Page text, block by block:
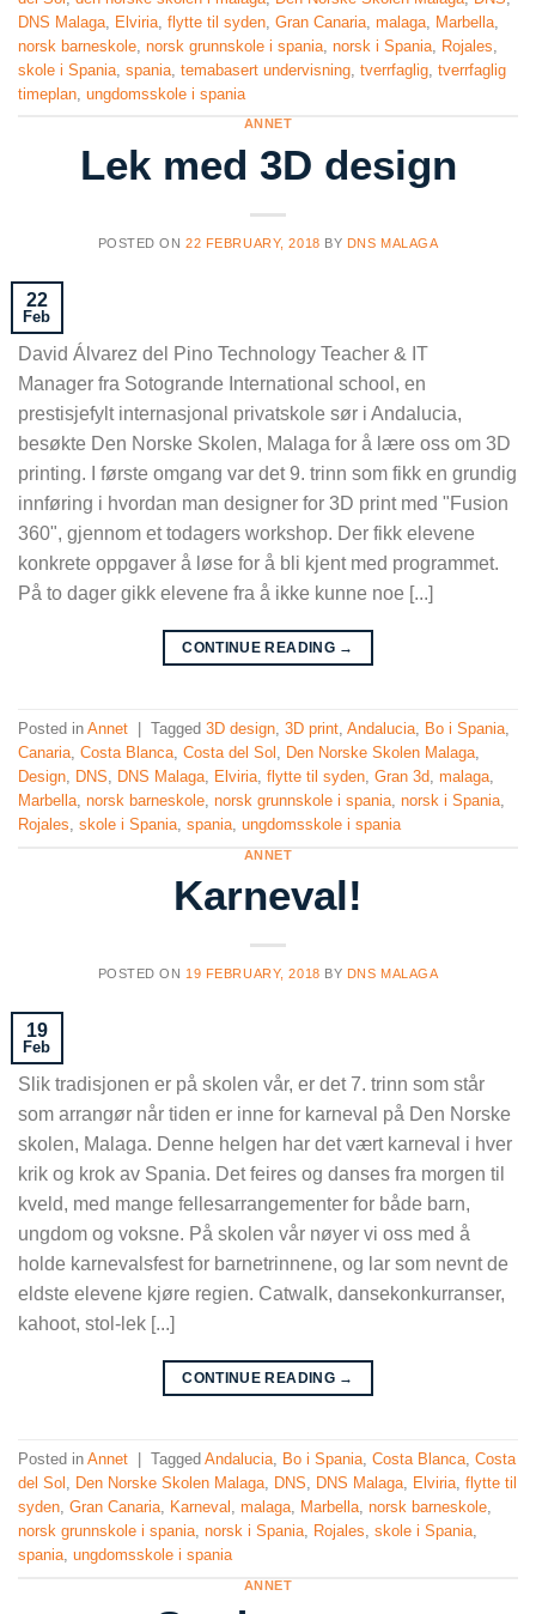
DNS Malaga Elviria flytte til syden Gran Canaria malaga Marbella
norsk barneskole norsk grunnskole i spania norsk i Spania Rojales
skole i Spania spania temabasert undervisning tverrfaglig tverrfaglig
timeplan ungdomsskole i spania
ANNET
Lek med 3D design
POSTED ON22 FEBRUARY, 2018 BY DNS MALAGA
22
Feb
David Álvarez del Pino Technology Teacher & IT
Manager fra Sotogrande International school, en
prestisjefylt internasjonal privatskole sør i Andalucia,
besøkte Den Norske Skolen, Malaga for å lære oss om 3D
printing. I første omgang var det 9. trinn som fikk en grundig
innføring i hvordan man designer for 3D print med "Fusion
360", gjennom et todagers workshop. Der fikk elevene
konkrete oppgaver å løse for å bli kjent med programmet.
På to dager gikk elevene fra å ikke kunne noe [...]
CONTINUE READING →
Posted in Annet Tagged 3D design 3D print Andalucia Bo i Spania
Canaria Costa Blanca Costa del Sol Den Norske Skolen Malaga
Design
DNS DNS Malaga Elviria flytte til syden Gran 3d malaga
Marbella norsk barneskole norsk grunnskole i spania norsk i Spania
Rojales skole i Spania spania ungdomsskole i spania
ANNET
Karneval!
POSTED ON 19 FEBRUARY, 2018 BY DNS MALAGA
19
Feb
Slik tradisjonen er på skolen vår, er det 7. trinn som står
som arrangør når tiden er inne for karneval på Den Norske
skolen, Malaga. Denne helgen har det vært karneval i hver
krik og krok av Spania. Det feires og danses fra morgen til
kveld, med mange fellesarrangementer for både barn,
ungdom og voksne. På skolen vår nøyer vi oss med å
holde karnevalsfest for barnetrinnene, og lar som nevnt de
eldste elevene kjøre regien. Catwalk, dansekonkurranser,
kahoot, stol-lek [...]
CONTINUE READING →
Posted in Annet Tagged Andalucia, Bo i Spania, Costa Blanca, Costa
del Sol , Den Norske Skolen Malaga, DNS, DNS Malaga, Elviria, flytte til
syden, Gran Canaria, Karneval , malaga, Marbella, norsk barneskole,
norsk grunnskole i spania, norsk i Spania, Rojales, skole i Spania,
spania, ungdomsskole i spania
ANNET